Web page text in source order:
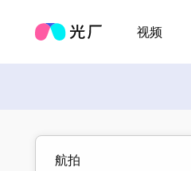
视频